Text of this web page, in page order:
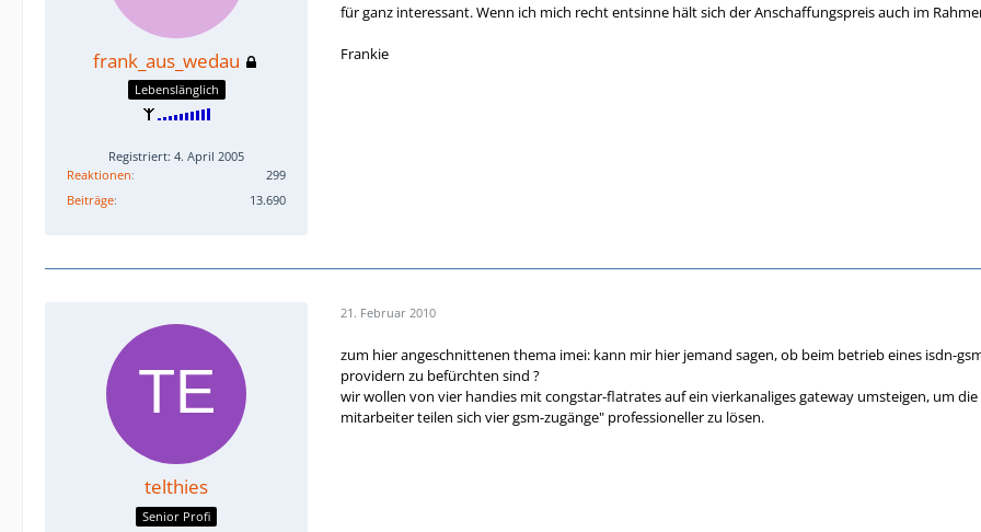
frank_aus_wedau
Lebenslänglich
Registriert: 4. April 2005
Reaktionen
299
Beiträge
13.690
für ganz interessant. Wenn ich mich recht entsinne hält sich der Anschaffungspreis auch im
Frankie
telthies
Senior Profi
21. Februar 2010
zum hier angeschnittenen thema imei: kann mir hier jemand sagen, ob beim betrieb eines isdn-
providern zu befürchten sind ?
wir wollen von vier handies mit congstar-flatrates auf ein vierkanaliges gateway umsteigen, um
mitarbeiter teilen sich vier gsm-zugänge" professioneller zu lösen.